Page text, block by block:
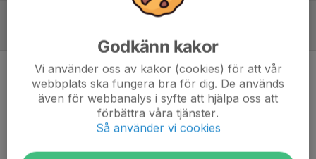
Inget referat skrivet
Godkänn kakor
Vi använder oss av kakor (cookies) för att vår
webbplats ska fungera bra för dig. De används
även för webbanalys i syfte att hjälpa oss att
förbättra våra tjänster.
Så använder vi cookies